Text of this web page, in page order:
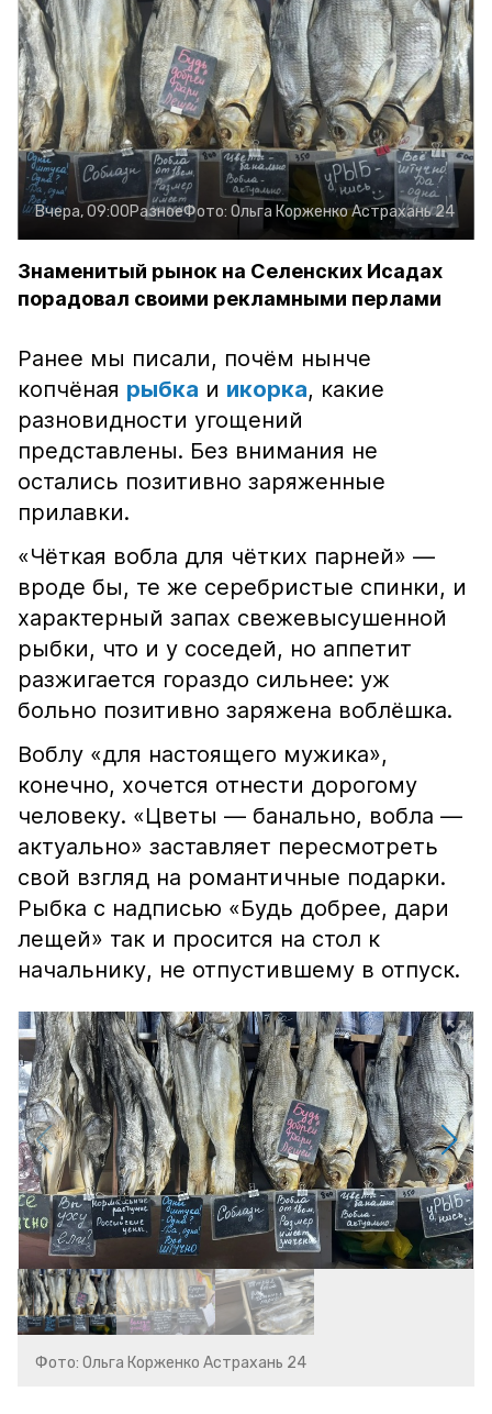
Вчера, 09:00РазноеФото: Ольга КорженкоАстрахань 24
Знаменитый рынок на Селенских Исадах
порадовал своими рекламными перлами
Ранее мы писали, почём нынче
копчёная рыбка и икорка, какие
разновидности угощений
представлены. Без внимания не
остались позитивно заряженные
прилавки.
«Чёткая вобла для чётких парней» —
вроде бы, те же серебристые спинки, и
характерный запах свежевысушенной
рыбки, что и у соседей, но аппетит
разжигается гораздо сильнее: уж
больно позитивно заряжена воблёшка.
Воблу «для настоящего мужика»,
конечно, хочется отнести дорогому
человеку. «Цветы — банально, вобла —
актуально» заставляет пересмотреть
свой взгляд на романтичные подарки.
Рыбка с надписью «Будь добрее, дари
лещей» так и просится на стол к
начальнику, не отпустившему в отпуск.
Фото: Ольга Корженко Астрахань 24